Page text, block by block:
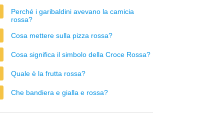
Perché i garibaldini avevano la camicia
rossa?
Cosa mettere sulla pizza rossa?
Cosa significa il simbolo della Croce Rossa?
Quale è la frutta rossa?
Che bandiera e gialla e rossa?